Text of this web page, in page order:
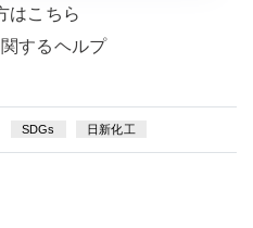
はこちら
するヘルプ
SDGs 日新化工